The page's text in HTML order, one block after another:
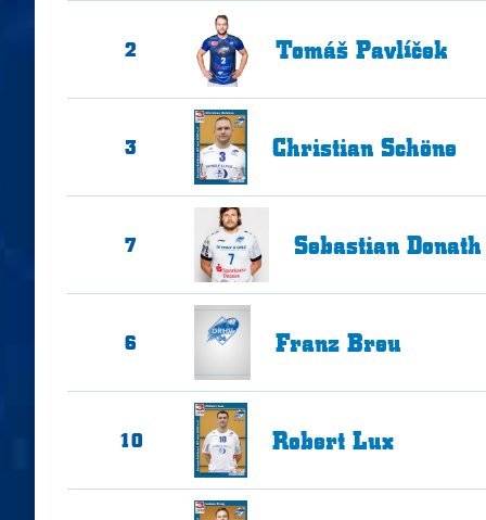
2 Tomáš Pavlíček
3 Christian Schöne
7 Sebastian Donath
6 Franz Breu
10 Robert Lux